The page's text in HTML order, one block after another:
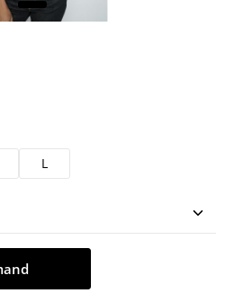
L
Voer de gewenste